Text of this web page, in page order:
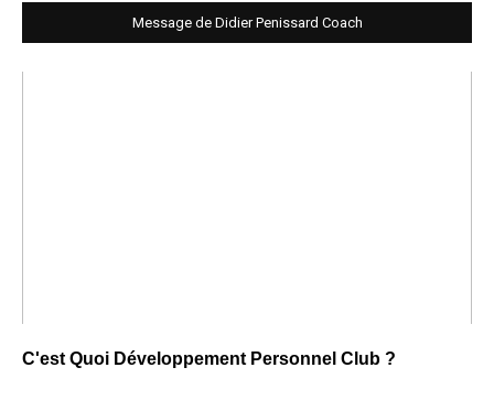
Message de Didier Penissard Coach
C'est Quoi Développement Personnel Club ?